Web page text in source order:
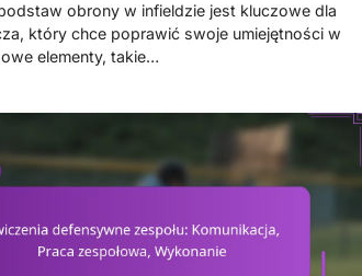
obrony w infieldzie jest kluczowe dla
który chce poprawić swoje umiejętności w
elementy, takie…